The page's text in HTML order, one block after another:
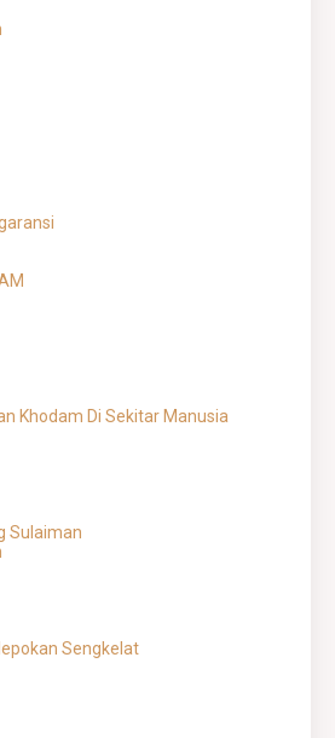
Khodam Di Sekitar Manusia
Sulaiman
Sengkelat